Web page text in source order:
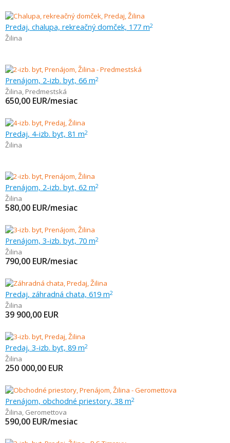
Predaj, chalupa, rekreačný domček, 177 m2
Žilina
Prenájom, 2-izb. byt, 66 m2
Žilina, Predmestská
650,00 EUR/mesiac
Predaj, 4-izb. byt, 81 m2
Žilina
Prenájom, 2-izb. byt, 62 m2
Žilina
580,00 EUR/mesiac
Prenájom, 3-izb. byt, 70 m2
Žilina
790,00 EUR/mesiac
Predaj, záhradná chata, 619 m2
Žilina
39 900,00 EUR
Predaj, 3-izb. byt, 89 m2
Žilina
250 000,00 EUR
Prenájom, obchodné priestory, 38 m2
Žilina, Geromettova
590,00 EUR/mesiac